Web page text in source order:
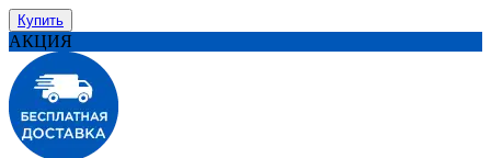
Купить
АКЦИЯ